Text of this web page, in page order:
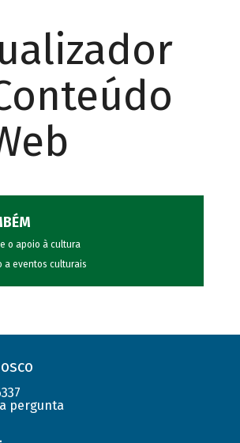
e o apoio à cultura
a eventos culturais
pergunta